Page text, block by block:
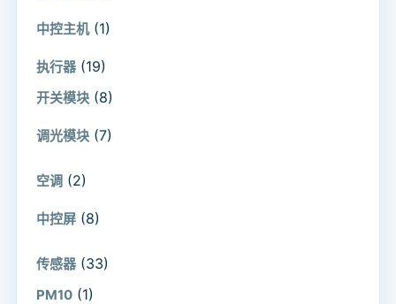
中控主机 (1)
执行器 (19)
开关模块 (8)
调光模块 (7)
空调 (2)
中控屏 (8)
传感器 (33)
PM10 (1)